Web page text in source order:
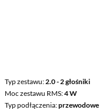
Typ zestawu 2.0 - 2 głośniki
Moc zestawu RMS 4 W
Typ podłączenia przewodowe